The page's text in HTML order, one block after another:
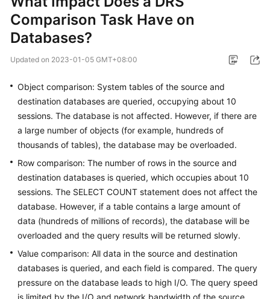
Service
Overview
Billing
Getting
Started
User
Guide
Practices
Security
White
Paper
API
Reference
Comparison Task Have on
Databases?
Updated on 2023-01-05 GMT+08:00
Object comparison: System tables of the source and
destination databases are queried, occupying about 10
sessions. The database is not affected. However, if there are
a large number of objects (for example, hundreds of
thousands of tables), the database may be overloaded.
Row comparison: The number of rows in the source and
destination databases is queried, which occupies about 10
sessions. The SELECT COUNT statement does not affect the
database. However, if a table contains a large amount of
data (hundreds of millions of records), the database will be
overloaded and the query results will be returned slowly.
Value comparison: All data in the source and destination
databases is queried, and each field is compared. The query
pressure on the database leads to high I/O. The query speed
is limited by the I/O and network bandwidth of the source